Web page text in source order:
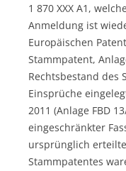
1 870 XXX A1,
Anmeldung ist
Europäischen
Stammpatent,
Rechtsbestand des
Einsprüche
2011 (Anlage FBD
eingeschränkter
ursprünglich
Stammpatentes